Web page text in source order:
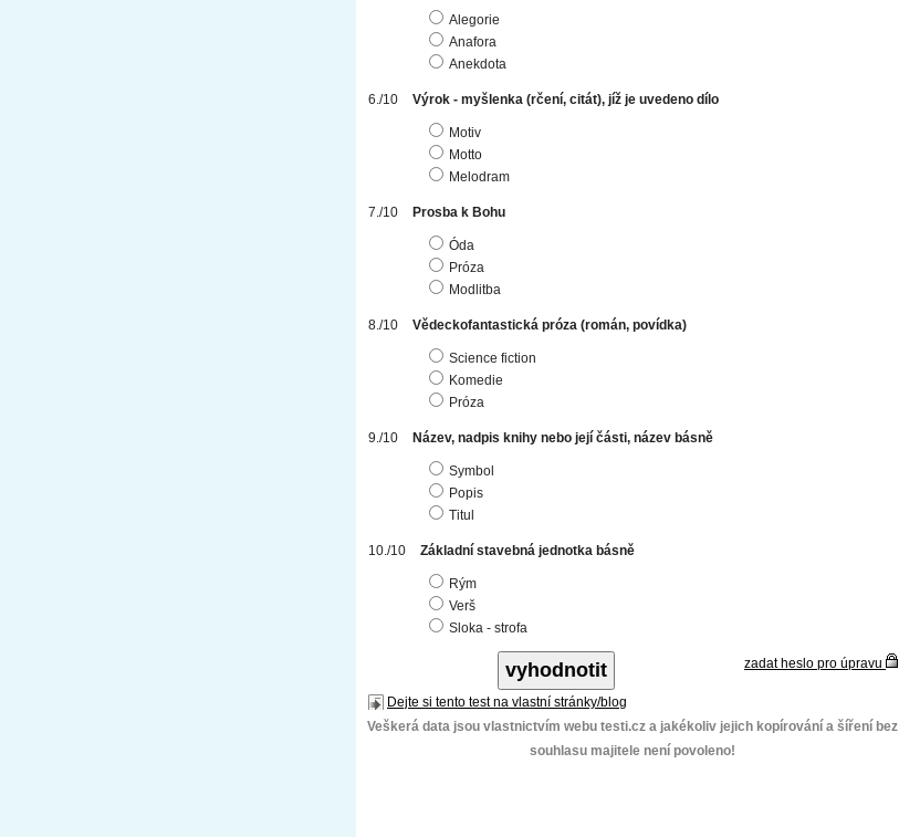
Alegorie
Anafora
Anekdota
Výrok - myšlenka (rčení, citát), jíž je uvedeno dílo
Motiv
Motto
Melodram
Prosba k Bohu
Óda
Próza
Modlitba
Vědeckofantastická próza (román, povídka)
Science fiction
Komedie
Próza
Název, nadpis knihy nebo její části, název básně
Symbol
Popis
Titul
Základní stavebná jednotka básně
Rým
Verš
Sloka - strofa
zadat heslo pro úpravu
Dejte si tento test na vlastní stránky/blog
Veškerá data jsou vlastnictvím webu testi.cz a jakékoliv jejich kopírování a šíření bez
souhlasu majitele není povoleno!